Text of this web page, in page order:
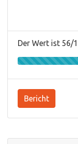
Der Wert ist 56/
Bericht